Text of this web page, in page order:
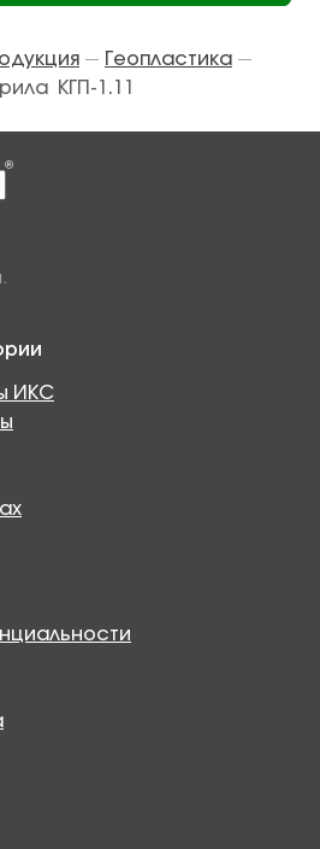
— Геопластика —
КГП-1.11
ИКС